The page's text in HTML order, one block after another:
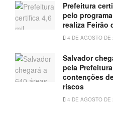
Prefeitura
pelo
realiza Feirão
4 DE AGOSTO DE
Salvador
pela
contenções
riscos
4 DE AGOSTO DE